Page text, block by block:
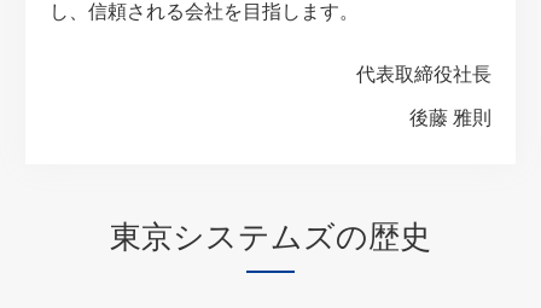
し、信頼される会社を目指します。
代表取締役社長
後藤 雅則
東京システムズの歴史